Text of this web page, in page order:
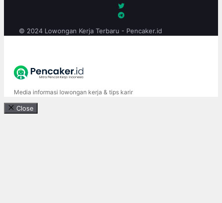
© 2024 Lowongan Kerja Terbaru - Pencaker.id
Media informasi lowongan kerja & tips karir
Close